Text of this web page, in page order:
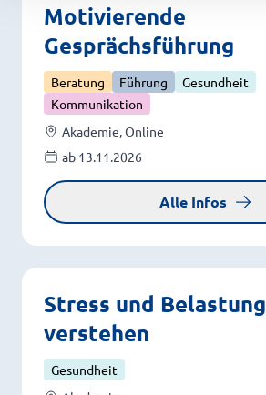
Motivierende
Gesprächsführung
Beratung Führung
Gesundheit
Kommunikation
Akademie, Online
ab 13.11.2026
Alle Infos
Stress und Belastung
verstehen
Gesundheit